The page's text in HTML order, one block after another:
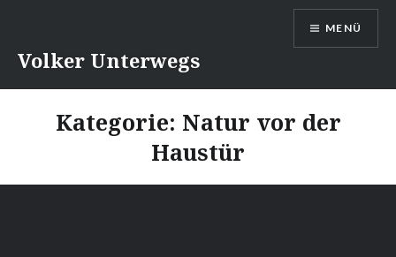
InhaltVolker Unterwegs
MENÜ
Kategorie: Natur vor der
Haustür